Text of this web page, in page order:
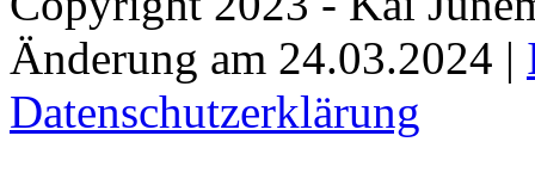
Änderung am 24.03.2024 |
Datenschutzerklärung